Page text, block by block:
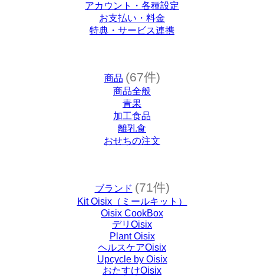
アカウント・各種設定
お支払い・料金
特典・サービス連携
商品 (67件)
商品全般
青果
加工食品
離乳食
おせちの注文
ブランド (71件)
Kit Oisix（ミールキット）
Oisix CookBox
デリOisix
Plant Oisix
ヘルスケアOisix
Upcycle by Oisix
おたすけOisix